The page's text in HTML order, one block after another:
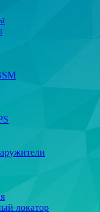
локатор